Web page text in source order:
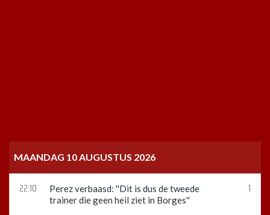
MAANDAG 10 AUGUSTUS 2026
22:10
Perez verbaasd: ''Dit is dus de tweede
trainer die geen heil ziet in Borges''
1